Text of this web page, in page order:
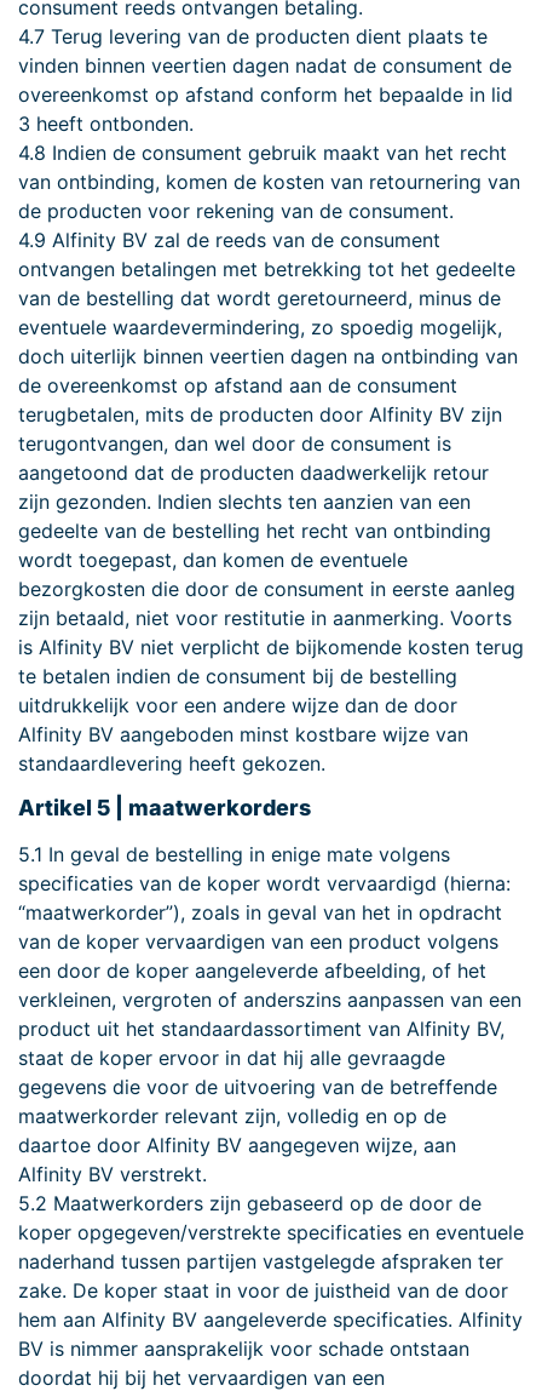
consument reeds ontvangen betaling.
4.7 Terug levering van de producten dient plaats te
vinden binnen veertien dagen nadat de consument de
overeenkomst op afstand conform het bepaalde in lid
3 heeft ontbonden.
4.8 Indien de consument gebruik maakt van het recht
van ontbinding, komen de kosten van retournering van
de producten voor rekening van de consument.
4.9 Alfinity BV zal de reeds van de consument
ontvangen betalingen met betrekking tot het gedeelte
van de bestelling dat wordt geretourneerd, minus de
eventuele waardevermindering, zo spoedig mogelijk,
doch uiterlijk binnen veertien dagen na ontbinding van
de overeenkomst op afstand aan de consument
terugbetalen, mits de producten door Alfinity BV zijn
terugontvangen, dan wel door de consument is
aangetoond dat de producten daadwerkelijk retour
zijn gezonden. Indien slechts ten aanzien van een
gedeelte van de bestelling het recht van ontbinding
wordt toegepast, dan komen de eventuele
bezorgkosten die door de consument in eerste aanleg
zijn betaald, niet voor restitutie in aanmerking. Voorts
is Alfinity BV niet verplicht de bijkomende kosten terug
te betalen indien de consument bij de bestelling
uitdrukkelijk voor een andere wijze dan de door
Alfinity BV aangeboden minst kostbare wijze van
standaardlevering heeft gekozen.
Artikel 5 | maatwerkorders
5.1 In geval de bestelling in enige mate volgens
specificaties van de koper wordt vervaardigd (hierna:
“maatwerkorder”), zoals in geval van het in opdracht
van de koper vervaardigen van een product volgens
een door de koper aangeleverde afbeelding, of het
verkleinen, vergroten of anderszins aanpassen van een
product uit het standaardassortiment van Alfinity BV,
staat de koper ervoor in dat hij alle gevraagde
gegevens die voor de uitvoering van de betreffende
maatwerkorder relevant zijn, volledig en op de
daartoe door Alfinity BV aangegeven wijze, aan
Alfinity BV verstrekt.
5.2 Maatwerkorders zijn gebaseerd op de door de
koper opgegeven/verstrekte specificaties en eventuele
naderhand tussen partijen vastgelegde afspraken ter
zake. De koper staat in voor de juistheid van de door
hem aan Alfinity BV aangeleverde specificaties. Alfinity
BV is nimmer aansprakelijk voor schade ontstaan
doordat hij bij het vervaardigen van een